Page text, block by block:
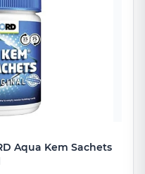
Aqua Kem Sachets